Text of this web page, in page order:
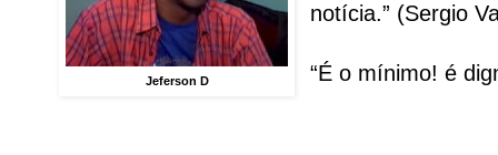
Jeferson D
notícia.” (Sergio
“É o mínimo! é